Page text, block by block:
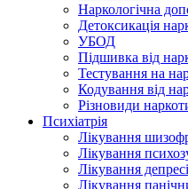
Наркологічна
Детоксикація
УБОД
Підшивка від
Тестування на
Кодування від
Різновиди
Психіатрія
Лікування
Лікування
Лікування
Лікування